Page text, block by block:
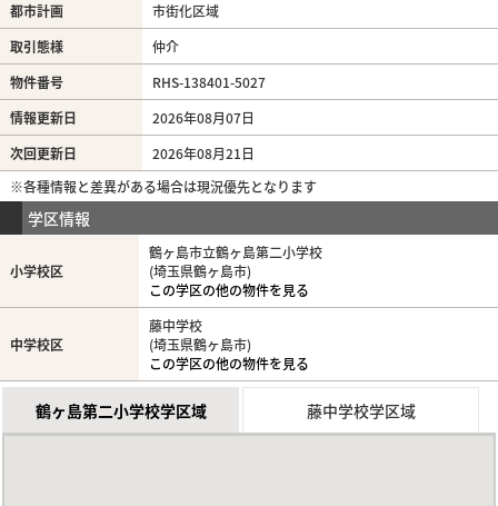
都市計画
市街化区域
取引態様
仲介
物件番号
RHS-138401-5027
情報更新日
2026年08月07日
次回更新日
2026年08月21日
※各種情報と差異がある場合は現況優先となります
学区情報
小学校区
鶴ヶ島市立鶴ヶ島第二小学校
(埼玉県鶴ヶ島市)
この学区の他の物件を見る
中学校区
藤中学校
(埼玉県鶴ヶ島市)
この学区の他の物件を見る
鶴ヶ島第二小学校学区域 藤中学校学区域